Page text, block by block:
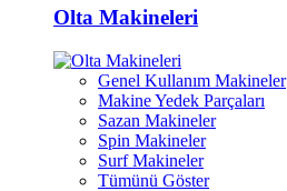
Olta Makineleri
Genel Kullanım Makineler
Makine Yedek Parçaları
Sazan Makineler
Spin Makineler
Surf Makineler
Tümünü Göster